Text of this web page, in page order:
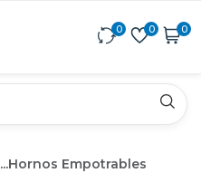
0 0 0
...Hornos Empotrables